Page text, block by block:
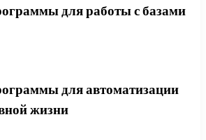
для работы с базами
для автоматизации
жизни